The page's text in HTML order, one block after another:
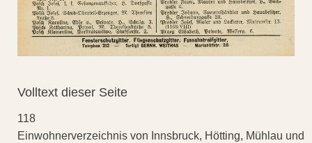
Volltext dieser Seite
118
Einwohnerverzeichnis von Innsbruck, Hötting, Mühlau und